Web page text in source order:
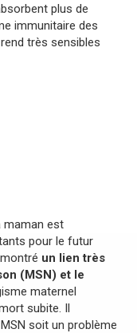
plus de
immunitaire des
très sensibles
maman est
pour le futur
un lien très
(MSN) et le
maternel
subite. Il
soit un problème